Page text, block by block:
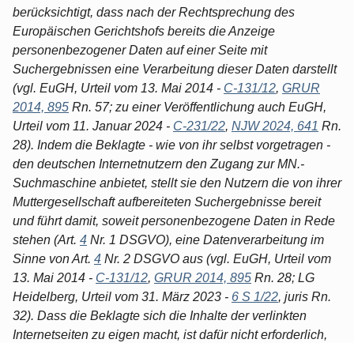
berücksichtigt, dass nach der Rechtsprechung des
Europäischen Gerichtshofs bereits die Anzeige
personenbezogener Daten auf einer Seite mit
Suchergebnissen eine Verarbeitung dieser Daten darstellt
(vgl. EuGH, Urteil vom 13. Mai 2014 - C-131/12, GRUR
2014, 895 Rn. 57; zu einer Veröffentlichung auch EuGH,
Urteil vom 11. Januar 2024 - C-231/22, NJW 2024, 641 Rn.
28). Indem die Beklagte - wie von ihr selbst vorgetragen -
den deutschen Internetnutzern den Zugang zur MN.-
Suchmaschine anbietet, stellt sie den Nutzern die von ihrer
Muttergesellschaft aufbereiteten Suchergebnisse bereit
und führt damit, soweit personenbezogene Daten in Rede
stehen (Art. 4 Nr. 1 DSGVO), eine Datenverarbeitung im
Sinne von Art. 4 Nr. 2 DSGVO aus (vgl. EuGH, Urteil vom
13. Mai 2014 - C-131/12, GRUR 2014, 895 Rn. 28; LG
Heidelberg, Urteil vom 31. März 2023 - 6 S 1/22, juris Rn.
32). Dass die Beklagte sich die Inhalte der verlinkten
Internetseiten zu eigen macht, ist dafür nicht erforderlich,